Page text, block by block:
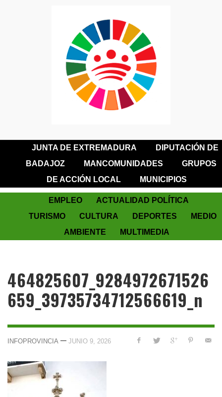
JUNTA DE EXTREMADURA
DIPUTACIÓN DE
BADAJOZ
MANCOMUNIDADES
GRUPOS
DE ACCIÓN LOCAL
MUNICIPIOS
EMPLEO
ACTUALIDAD POLÍTICA
TURISMO
CULTURA DEPORTES
MEDIO
AMBIENTE
MULTIMEDIA
464825607_9284972671526
659_39735734712566619_n
INFOPROVINCIA — JUNIO 9, 2026